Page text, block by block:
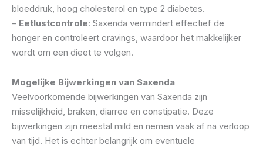
bloeddruk, hoog cholesterol en type 2 diabetes.
– Eetlustcontrole: Saxenda vermindert effectief de
honger en controleert cravings, waardoor het makkelijker
wordt om een dieet te volgen.
Mogelijke Bijwerkingen van Saxenda
Veelvoorkomende bijwerkingen van Saxenda zijn
misselijkheid, braken, diarree en constipatie. Deze
bijwerkingen zijn meestal mild en nemen vaak af na verloop
van tijd. Het is echter belangrijk om eventuele